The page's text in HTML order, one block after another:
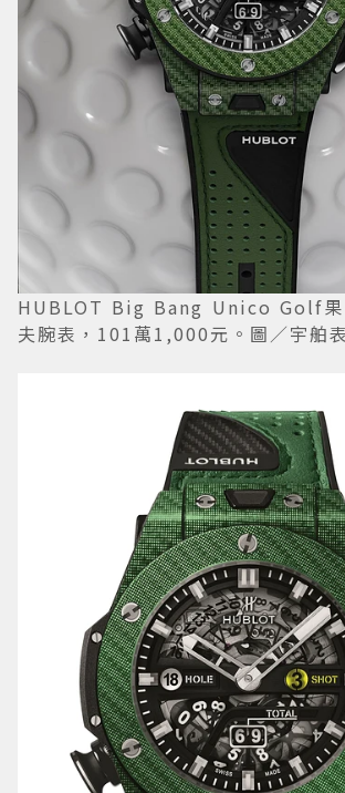
HUBLOT Big Bang Unico Golf果
夫腕表，101萬1,000元。圖／宇舶